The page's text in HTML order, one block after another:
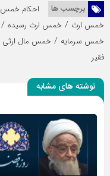
برچسب ها احکام خمس
خمس ارث / خمس ارث رسیده /
خمس سرمایه / خمس مال ارثی
فقیر
نوشته های مشابه